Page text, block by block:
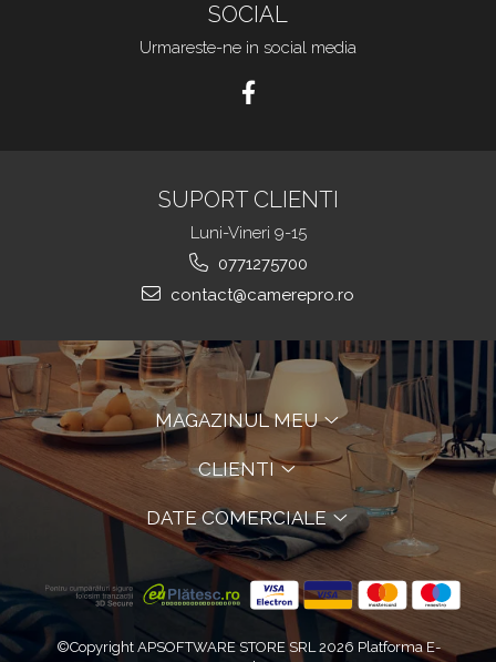
SOCIAL
Urmareste-ne in social media
SUPORT CLIENTI
Luni-Vineri 9-15
0771275700
contact@camerepro.ro
MAGAZINUL MEU
CLIENTI
DATE COMERCIALE
©Copyright APSOFTWARE STORE SRL 2026 Platforma E-